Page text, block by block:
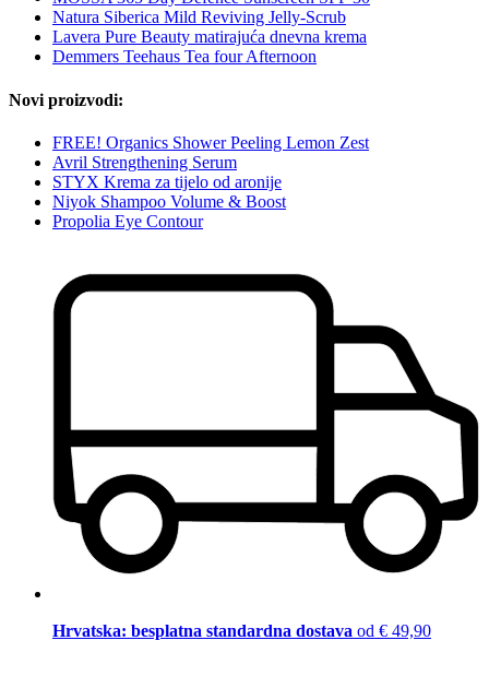
Natura Siberica Mild Reviving Jelly-Scrub
Lavera Pure Beauty matirajuća dnevna krema
Demmers Teehaus Tea four Afternoon
Novi proizvodi:
FREE! Organics Shower Peeling Lemon Zest
Avril Strengthening Serum
STYX Krema za tijelo od aronije
Niyok Shampoo Volume & Boost
Propolia Eye Contour
Hrvatska: besplatna standardna dostava od € 49,90